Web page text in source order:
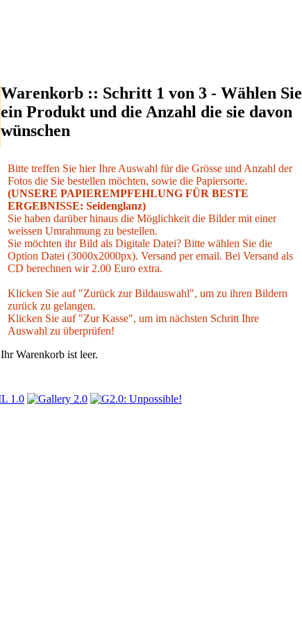
Warenkorb :: Schritt 1 von 3 - Wählen Sie
ein Produkt und die Anzahl die sie davon
wünschen
Bitte treffen Sie hier Ihre Auswahl für die Grösse und Anzahl der
Fotos die Sie bestellen möchten, sowie die Papiersorte.
(UNSERE PAPIEREMPFEHLUNG FÜR BESTE
ERGEBNISSE: Seidenglanz)
Sie haben darüber hinaus die Möglichkeit die Bilder mit einer
weissen Umrahmung zu bestellen.
Sie möchten ihr Bild als Digitale Datei? Bitte wählen Sie die
Option Datei (3000x2000px). Versand per email. Bei Versand als
CD berechnen wir 2.00 Euro extra.
Klicken Sie auf "Zurück zur Bildauswahl", um zu ihren Bildern
zurück zu gelangen.
Klicken Sie auf "Zur Kasse", um im nächsten Schritt Ihre
Auswahl zu überprüfen!
Ihr Warenkorb ist leer.